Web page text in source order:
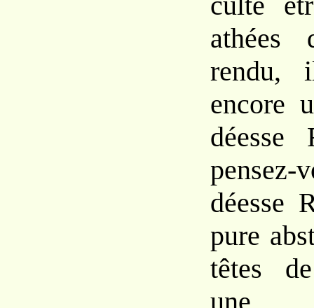
athées
rendu,
encore
déesse
pure
têtes